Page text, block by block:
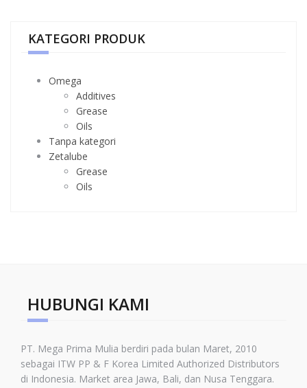
KATEGORI PRODUK
Omega
Additives
Grease
Oils
Tanpa kategori
Zetalube
Grease
Oils
HUBUNGI KAMI
PT. Mega Prima Mulia berdiri pada bulan Maret, 2010
sebagai ITW PP & F Korea Limited Authorized Distributors
di Indonesia. Market area Jawa, Bali, dan Nusa Tenggara.